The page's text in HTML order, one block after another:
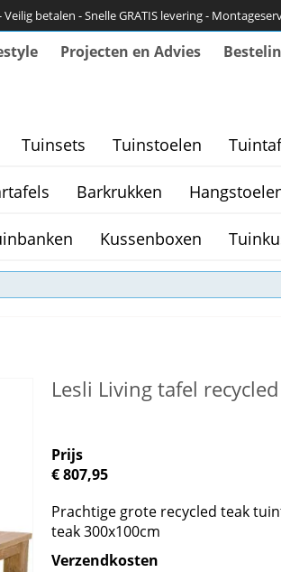
betalen - Snelle GRATIS levering -
Projecten en Advies
Tuinsets Tuinstoelen
Barkrukken
Kussenboxen
Lesli Living tafel
Prijs
€ 807,95
Prachtige grote recycled teak
teak 300x100cm
Verzendkosten